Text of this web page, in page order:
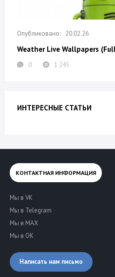
20.02.26
Weather Live Wallpapers
0 1 245
ИНТЕРЕСНЫЕ СТАТЬИ
КОНТАКТНАЯ ИНФОРМАЦИЯ
Мы в VK
Мы в Telegram
Мы в MAX
Мы в OK
Написать нам письмо